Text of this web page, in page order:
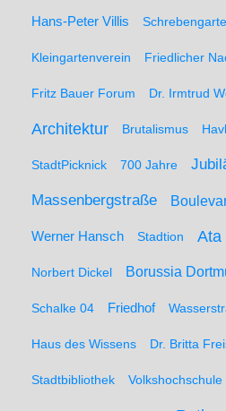
Hans-Peter Villis
Kleingartenverein Friedlicher
Fritz Bauer Forum Dr. Irmtrud
Architektur Brutalismus
StadtPicknick 700 Jahre
Massenbergstraße
Werner Hansch Stadtion Ata
Norbert Dickel Borussia
Schalke 04 Friedhof
Haus des Wissens Dr. Britta
Stadtbibliothek Volkshochschule